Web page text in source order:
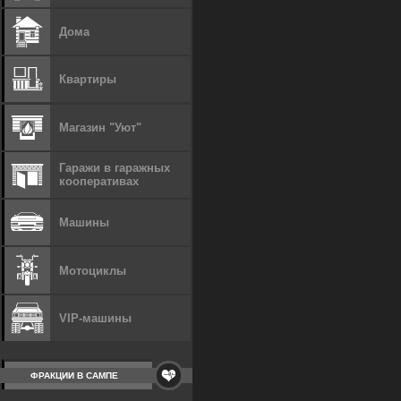
Дома
Квартиры
Магазин "Уют"
Гаражи в гаражных
кооперативах
Машины
Мотоциклы
VIP-машины
ФРАКЦИИ В САМПЕ